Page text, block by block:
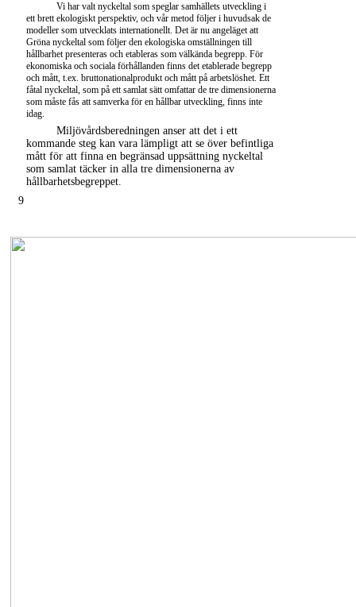
Vi har valt nyckeltal som speglar samhällets utveckling i
ett brett ekologiskt perspektiv, och vår metod följer i huvudsak de
modeller som utvecklats internationellt. Det är nu angeläget att
Gröna nyckeltal som följer den ekologiska omställningen till
hållbarhet presenteras och etableras som välkända begrepp. För
ekonomiska och sociala förhållanden finns det etablerade begrepp
och mått, t.ex. bruttonationalprodukt och mått på arbetslöshet. Ett
fåtal nyckeltal, som på ett samlat sätt omfattar de tre dimensionerna
som måste fås att samverka för en hållbar utveckling, finns inte
idag.
Miljövårdsberedningen anser att det i ett
kommande steg kan vara lämpligt att se över befintliga
mått för att finna en begränsad uppsättning nyckeltal
som samlat täcker in alla tre dimensionerna av
hållbarhetsbegreppet.
9